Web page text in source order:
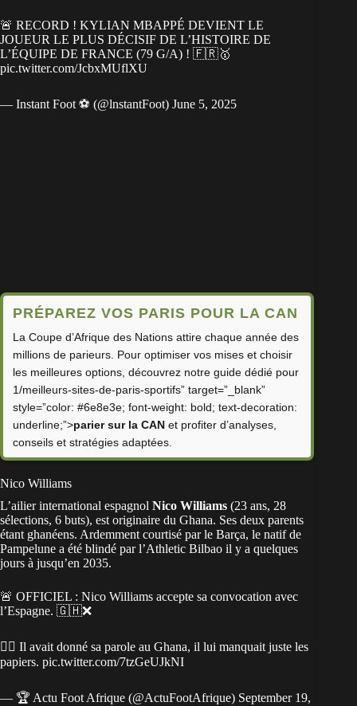
🚨 RECORD ! KYLIAN MBAPPÉ DEVIENT LE
JOUEUR LE PLUS DÉCISIF DE L’HISTOIRE DE
L’ÉQUIPE DE FRANCE (79 G/A) ! 🇫🇷🥇
pic.twitter.com/JcbxMUflXU
— Instant Foot ⚽️ (@lnstantFoot) June 5, 2025
PRÉPAREZ VOS PARIS POUR LA CAN
La Coupe d’Afrique des Nations attire chaque année des
millions de parieurs. Pour optimiser vos mises et choisir
les meilleures options, découvrez notre guide dédié pour
1/meilleurs-sites-de-paris-sportifs” target=”_blank”
style=”color: #6e8e3e; font-weight: bold; text-decoration:
underline;”>parier sur la CAN et profiter d’analyses,
conseils et stratégies adaptées.
Nico Williams
L’ailier international espagnol Nico Williams (23 ans, 28
sélections, 6 buts), est originaire du Ghana. Ses deux parents
étant ghanéens. Ardemment courtisé par le Barça, le natif de
Pampelune a été blindé par l’Athletic Bilbao il y a quelques
jours à jusqu’en 2035.
🚨 OFFICIEL : Nico Williams accepte sa convocation avec
l’Espagne. 🇬🇭❌
👉🏽 Il avait donné sa parole au Ghana, il lui manquait juste les
papiers. pic.twitter.com/7tzGeUJkNI
— 🏆 Actu Foot Afrique (@ActuFootAfrique) September 19,